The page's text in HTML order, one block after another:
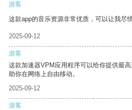
游客
这款app的音乐资源非常优质，可以让我尽
2025-09-12
游客
这款加速器VPM应用程序可以给你提供最
助你在网络上自由移动。
2025-09-12
游客